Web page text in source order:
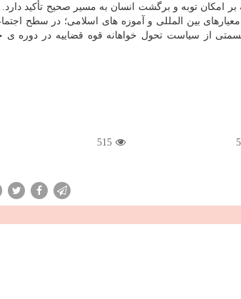
امکان توبه و برگشت انسان به مسیر صحیح تأکید دارد.
بین المللی و آموزه های اسلامی؛ در سطح
از سیاست تحول خواهانه قوه قضاییه در دوره ی
5
515